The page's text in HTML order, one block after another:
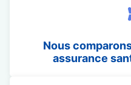
Nous
assurance